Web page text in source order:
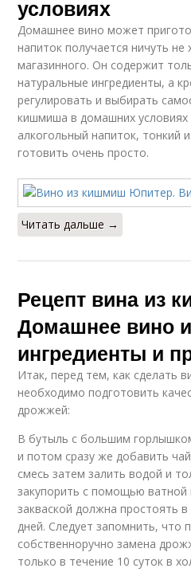
условиях
Домашнее вино может
напиток получается ничуть
магазинного. Он содержит
натуральные ингредиенты, а
регулировать и выбирать
кишмиша в домашних
алкогольный напиток, тонкий
готовить очень просто.
Читать дальше →
Рецепт вина из
Домашнее вино
ингредиенты и
Итак, перед тем, как сделать
необходимо подготовить
дрожжей:
В бутыль с большим
и потом сразу же добавить
смесь затем залить водой и
закупорить с помощью ватной
закваской должна простоять
дней. Следует запомнить, что
собственноручно замена
только в течение 10 суток в